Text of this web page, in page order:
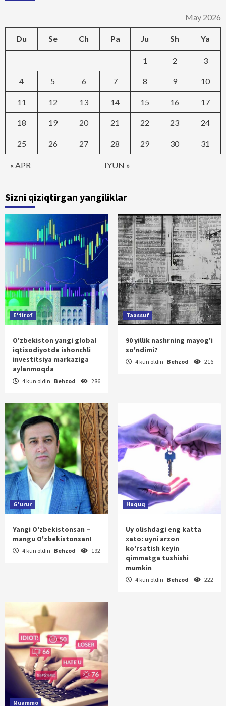
May 2026
Du Se Ch Pa Ju Sh Ya
« APR IYUN »
1 2 3
4 5 6 7 8 9 10
11 12 13 14 15 16 17
18 19 20 21 22 23 24
25 26 27 28 29 30 31
Sizni qiziqtirgan yangiliklar
E'tirof
O'zbekiston yangi global
iqtisodiyotda ishonchli
investitsiya markaziga
aylanmoqda
4 kun oldin Behzod 286
Taassuf
90 yillik nashrning mayog'i
so'ndimi?
4 kun oldin Behzod 216
G'urur
Yangi O'zbekistonsan –
mangu O'zbekistonsan!
4 kun oldin Behzod 192
Huquq
Uy olishdagi eng katta
xato: uyni arzon
ko'rsatish keyin
qimmatga tushishi
mumkin
4 kun oldin Behzod 222
Muammo